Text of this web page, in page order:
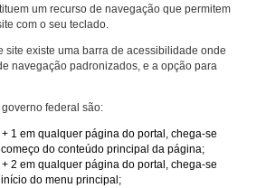
um recurso de navegação que permitem
com o seu teclado.
site existe uma barra de acessibilidade onde
navegação padronizados, e a opção para
federal são:
1 em qualquer página do portal, chega-se
do conteúdo principal da página;
2 em qualquer página do portal, chega-se
do menu principal;